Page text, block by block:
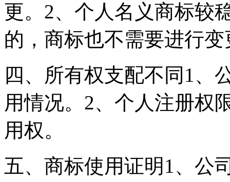
更。2、个人名义商标较
的，商标也不需要进行
四、所有权支配不同1、
用情况。2、个人注册权
用权。
五、商标使用证明1、公